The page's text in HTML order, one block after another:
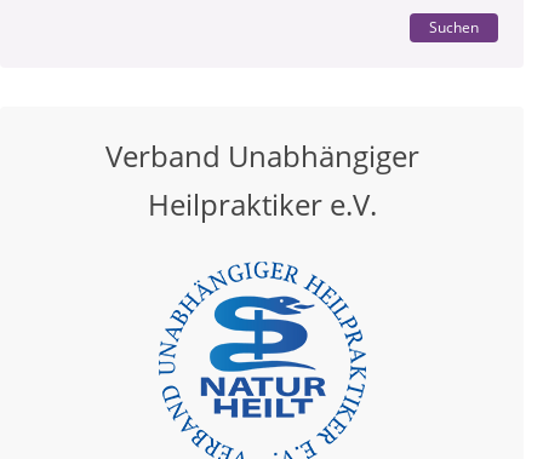
Suchen
Verband Unabhängiger
Heilpraktiker e.V.